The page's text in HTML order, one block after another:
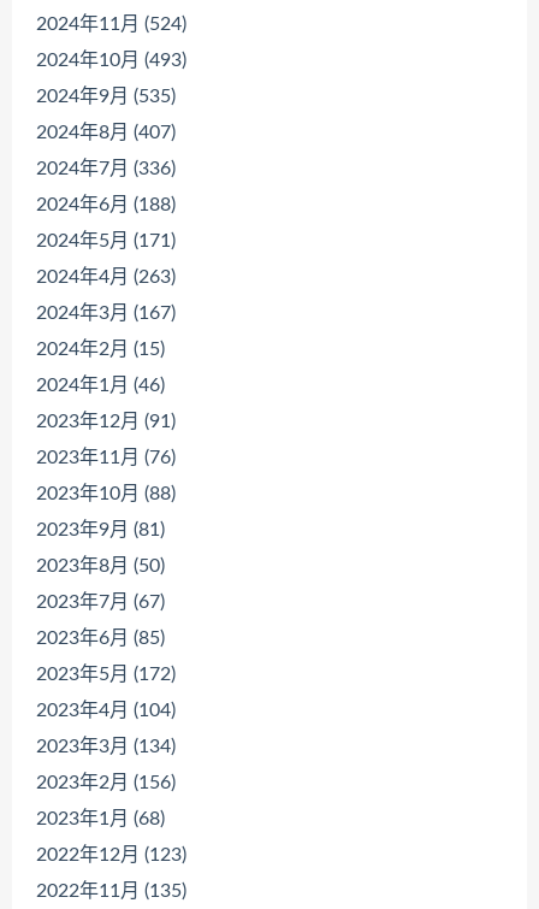
2024年11月 (524)
2024年10月 (493)
2024年9月 (535)
2024年8月 (407)
2024年7月 (336)
2024年6月 (188)
2024年5月 (171)
2024年4月 (263)
2024年3月 (167)
2024年2月 (15)
2024年1月 (46)
2023年12月 (91)
2023年11月 (76)
2023年10月 (88)
2023年9月 (81)
2023年8月 (50)
2023年7月 (67)
2023年6月 (85)
2023年5月 (172)
2023年4月 (104)
2023年3月 (134)
2023年2月 (156)
2023年1月 (68)
2022年12月 (123)
2022年11月 (135)